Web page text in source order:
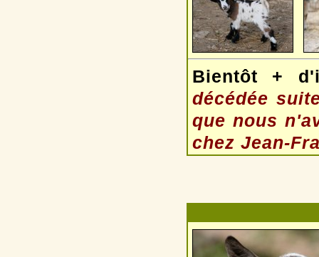
Bientôt +
décédée
que nous
chez Jean-